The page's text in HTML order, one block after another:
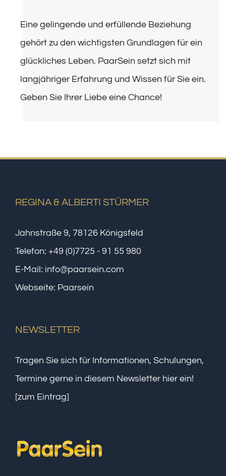
Eine gelingende und erfüllende Beziehung
gehört zu den wichtigsten Grundlagen für ein
glückliches Leben. PaarSein setzt sich mit
langjähriger Erfahrung und Wissen für Sie ein.
Geben Sie Ihrer Liebe eine Chance!
REGINA & ALBERTI STÜRMER
Jahnstraße 9, 78126 Königsfeld
Telefon: +49 (0)7725 - 91 55 980
E-Mail: info@paarsein.com
Webseite: Paarsein
NEWSLETTER
Tragen Sie sich für Informationen, Schulungen,
Termine gerne in diesem Newsletter hier ein!
[zum Eintrag]